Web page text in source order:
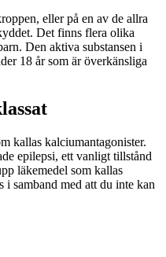
eller på en av de allra
Det finns flera olika
Den aktiva substansen i
18 år som är överkänsliga
kallas kalciumantagonister.
epilepsi, ett vanligt tillstånd
läkemedel som kallas
samband med att du inte kan